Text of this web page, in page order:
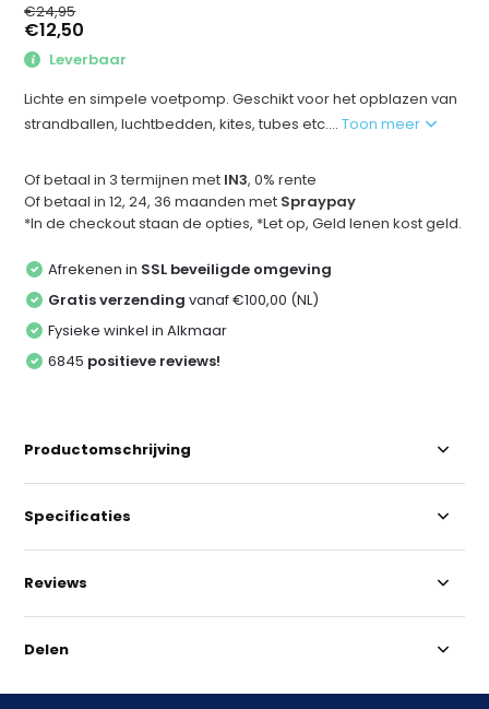
€24,95
€12,50
Leverbaar
Lichte en simpele voetpomp. Geschikt voor het opblazen van
strandballen, luchtbedden, kites, tubes etc....Toon meer
Of betaal in 3 termijnen met IN3, 0% rente
Of betaal in 12, 24, 36 maanden met Spraypay
*In de checkout staan de opties, *Let op, Geld lenen kost geld.
Afrekenen in SSL beveiligde omgeving
Gratis verzending vanaf €100,00 (NL)
Fysieke winkel in Alkmaar
6845 positieve reviews!
Productomschrijving
Specificaties
Reviews
Delen